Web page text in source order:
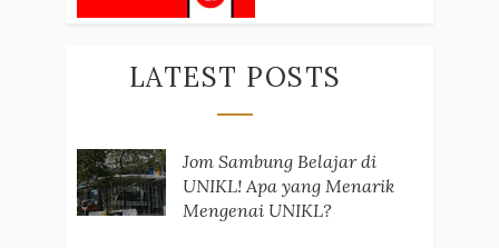
LATEST POSTS
Jom Sambung Belajar di
UNIKL! Apa yang Menarik
Mengenai UNIKL?